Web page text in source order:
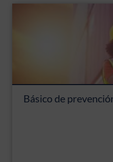
Básico de